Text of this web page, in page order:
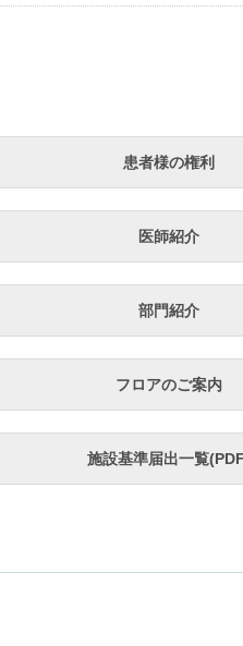
患者様の権利
医師紹介
部門紹介
フロアのご案内
施設基準届出一覧